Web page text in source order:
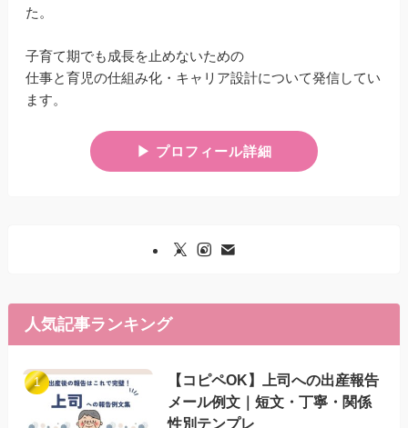
た。
子育て期でも成長を止めないための
仕事と育児の仕組み化・キャリア設計について発信してい
ます。
▶︎ プロフィール詳細
人気記事ランキング
【コピペOK】上司への出産報告
メール例文｜短文・丁寧・関係
性別テンプレ